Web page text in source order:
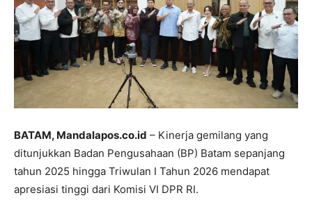
BATAM, Mandalapos.co.id – Kinerja gemilang yang
ditunjukkan Badan Pengusahaan (BP) Batam sepanjang
tahun 2025 hingga Triwulan I Tahun 2026 mendapat
apresiasi tinggi dari Komisi VI DPR RI.